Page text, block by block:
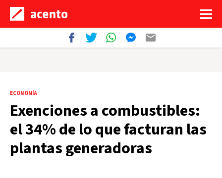
ECONOMÍA
Exenciones a combustibles:
el 34% de lo que facturan las
plantas generadoras